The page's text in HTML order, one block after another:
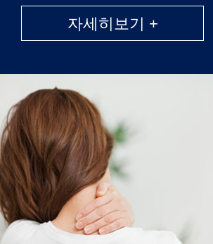
자세히보기 +